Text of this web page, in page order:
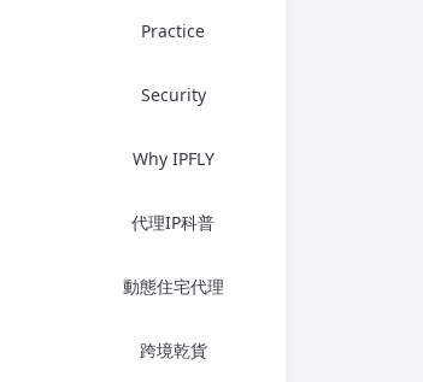
Practice
Security
Why IPFLY
代理IP科普
動態住宅代理
跨境乾貨